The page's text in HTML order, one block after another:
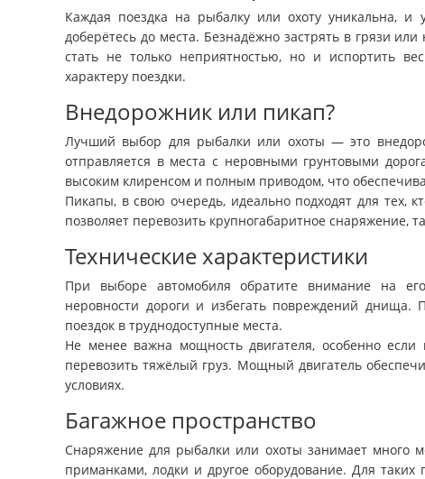
Каждая поездка на рыбалку или охоту уникальна,
доберётесь до места. Безнадёжно застрять в грязи
стать не только неприятностью, но и испортить
характеру поездки.
Внедорожник или пикап?
Лучший выбор для рыбалки или охоты — это
отправляется в места с неровными грунтовыми
высоким клиренсом и полным приводом, что
Пикапы, в свою очередь, идеально подходят для тех,
позволяет перевозить крупногабаритное снаряжение,
Технические характеристики
При выборе автомобиля обратите внимание на
неровности дороги и избегать повреждений
поездок в труднодоступные места.
Не менее важна мощность двигателя, особенно
перевозить тяжёлый груз. Мощный двигатель
условиях.
Багажное пространство
Снаряжение для рыбалки или охоты занимает много
приманками, лодки и другое оборудование. Для